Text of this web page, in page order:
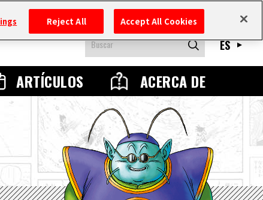
ARTÍCULOS ACERCA DE
ES
Reject All Accept All Cookies